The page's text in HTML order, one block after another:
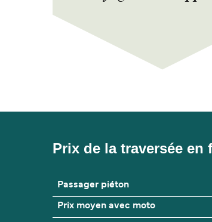
Prix de la traversée
Passager piéton
Prix moyen avec moto